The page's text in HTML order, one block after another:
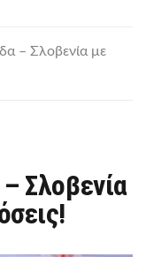
– Σλοβενία με
Σλοβενία